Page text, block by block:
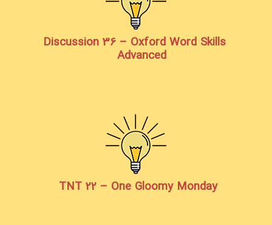
Discussion 36 – Oxford Word Skills
Advanced
TNT 22 – One Gloomy Monday